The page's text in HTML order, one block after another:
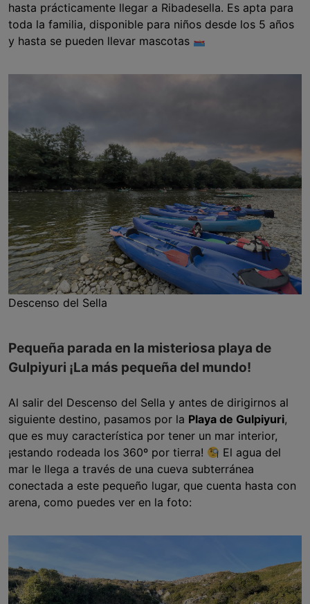
hasta prácticamente llegar a Ribadesella. Es apta para
toda la familia, disponible para niños desde los 5 años
y hasta se pueden llevar mascotas
Descenso del Sella
Pequeña parada en la misteriosa playa de
Gulpiyuri ¡La más pequeña del mundo!
Al salir del Descenso del Sella y antes de dirigirnos al
siguiente destino, pasamos por la Playa de Gulpiyuri,
que es muy característica por tener un mar interior,
¡estando rodeada los 360º por tierra!
El agua del
mar le llega a través de una cueva subterránea
conectada a este pequeño lugar, que cuenta hasta con
arena, como puedes ver en la foto: